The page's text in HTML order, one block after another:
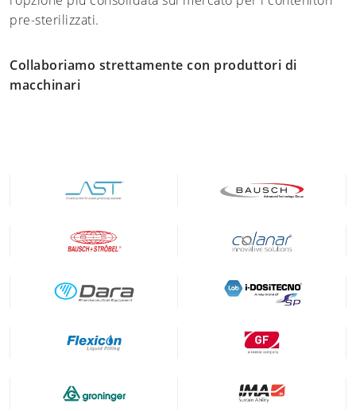
pre-sterilizzati.
Collaboriamo strettamente con produttori di
macchinari